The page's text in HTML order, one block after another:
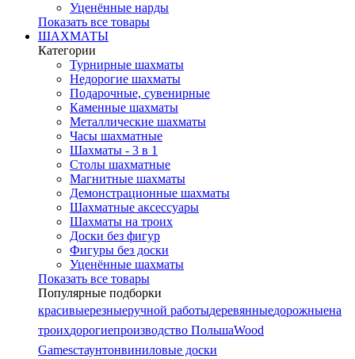
Уценённые нарды
Показать все товары
ШАХМАТЫ
Категории
Турнирные шахматы
Недорогие шахматы
Подарочные, сувенирные
Каменные шахматы
Металлические шахматы
Часы шахматные
Шахматы - 3 в 1
Столы шахматные
Магнитные шахматы
Демонстрационные шахматы
Шахматные аксессуары
Шахматы на троих
Доски без фигур
Фигуры без доски
Уценённые шахматы
Показать все товары
Популярные подборки
красивыерезныеручной работыдеревянныедорожныена
троихдорогиепроизводство ПольшаWood
Gamesстаунтонвиниловые доски